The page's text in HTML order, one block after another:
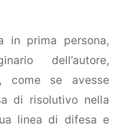
in prima persona,
dell’autore,
come se avesse
di risolutivo nella
linea di difesa e